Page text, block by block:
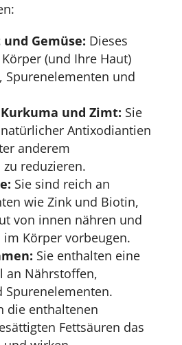
und Gemüse: Dieses
(und Ihre Haut)
Spurenelementen und
und Zimt: Sie
Antixodiantien
anderem
reduzieren.
Sie sind reich an
wie Zink und Biotin,
von innen nähren und
im Körper vorbeugen.
Sie enthalten eine
an Nährstoffen,
Spurenelementen.
die enthaltenen
Fettsäuren das